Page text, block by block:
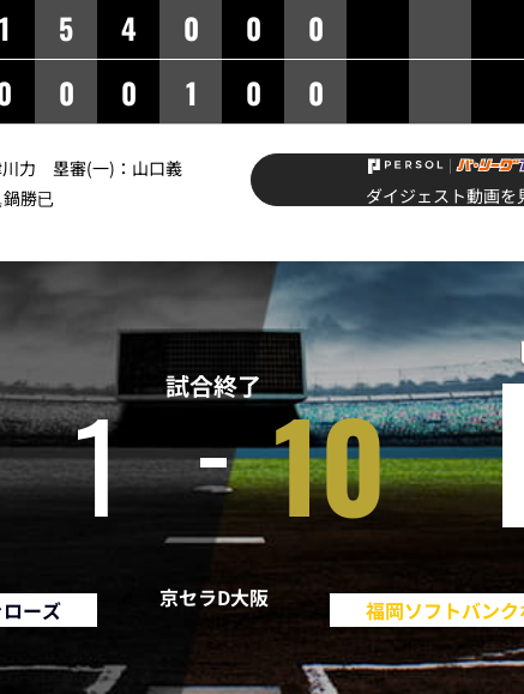
1 5 4 0 0
0
0 0 1 0 0
川力 塁審(一)：山口義
勝已
ダイジェスト動画を
ーズ
試合終了
1 10
京セラD大阪 福岡ソフトバン